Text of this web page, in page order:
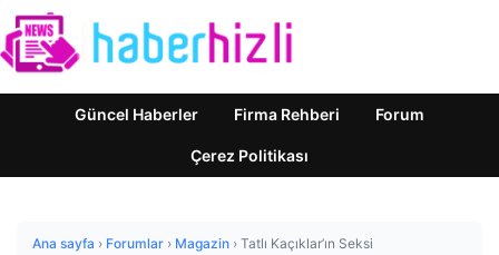
Güncel Haberler Firma Rehberi Forum
Çerez Politikası
Ana sayfa › Forumlar › Magazin › Tatlı Kaçıklar’ın Seksi